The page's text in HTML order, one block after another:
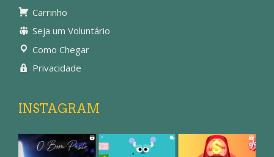
Carrinho
Seja um Voluntário
Como Chegar
Privacidade
INSTAGRAM